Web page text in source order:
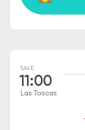
SALE
11:00
Las Toscas